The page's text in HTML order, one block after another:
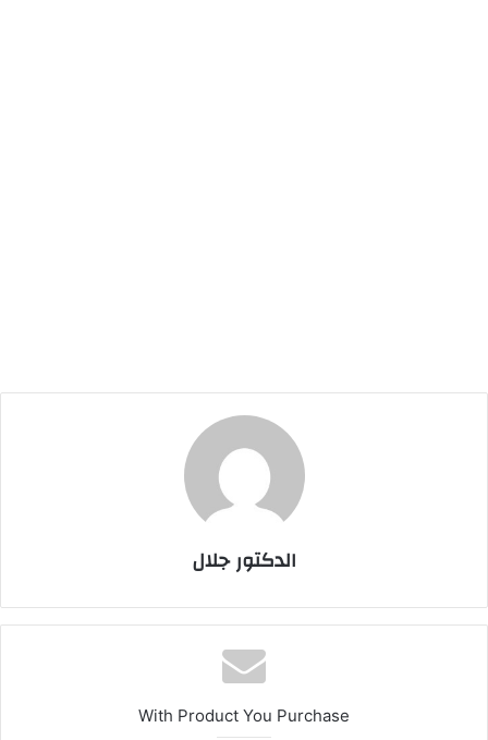
الدكتور جلال
With Product You Purchase